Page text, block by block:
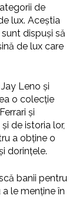
de
lux. Aceștia
dispuși să
de lux care
Leno și
o colecție
și
de istoria lor,
a obține o
dorințele.
banii pentru
le menține în